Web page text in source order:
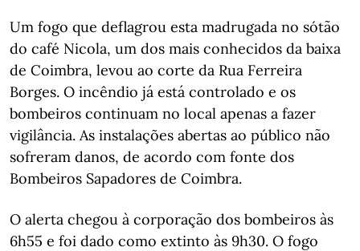
Um fogo que deflagrou esta madrugada no sótão
do café Nicola, um dos mais conhecidos da baixa
de Coimbra, levou ao corte da Rua Ferreira
Borges. O incêndio já está controlado e os
bombeiros continuam no local apenas a fazer
vigilância. As instalações abertas ao público não
sofreram danos, de acordo com fonte dos
Bombeiros Sapadores de Coimbra.
O alerta chegou à corporação dos bombeiros às
6h55 e foi dado como extinto às 9h30. O fogo